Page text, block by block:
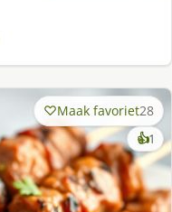
Maak favoriet28
👍1